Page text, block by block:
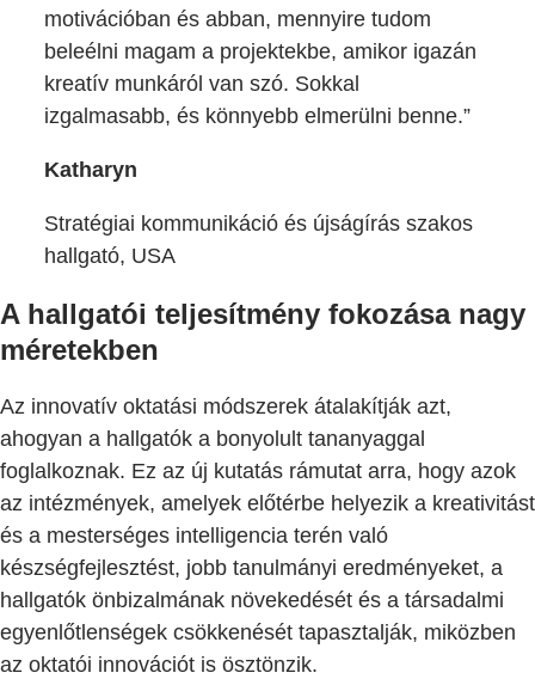
motivációban és abban, mennyire tudom
beleélni magam a projektekbe, amikor igazán
kreatív munkáról van szó. Sokkal
izgalmasabb, és könnyebb elmerülni benne.”
Katharyn
Stratégiai kommunikáció és újságírás szakos
hallgató, USA
A hallgatói teljesítmény fokozása nagy
méretekben
Az innovatív oktatási módszerek átalakítják azt,
ahogyan a hallgatók a bonyolult tananyaggal
foglalkoznak. Ez az új kutatás rámutat arra, hogy azok
az intézmények, amelyek előtérbe helyezik a kreativitást
és a mesterséges intelligencia terén való
készségfejlesztést, jobb tanulmányi eredményeket, a
hallgatók önbizalmának növekedését és a társadalmi
egyenlőtlenségek csökkenését tapasztalják, miközben
az oktatói innovációt is ösztönzik.